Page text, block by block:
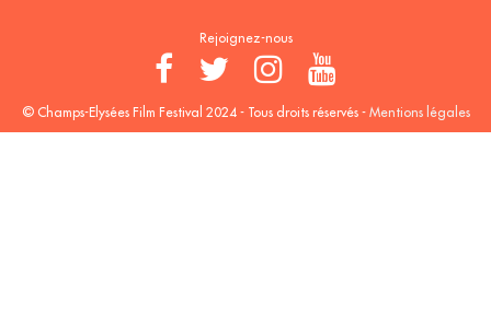
Rejoignez-nous
© Champs-Elysées Film Festival 2024 - Tous droits réservés - Mentions légales